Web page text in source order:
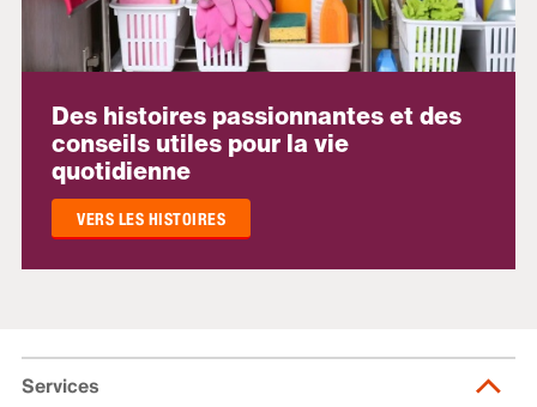
Des histoires passionnantes et des
conseils utiles pour la vie
quotidienne
VERS LES HISTOIRES
Services